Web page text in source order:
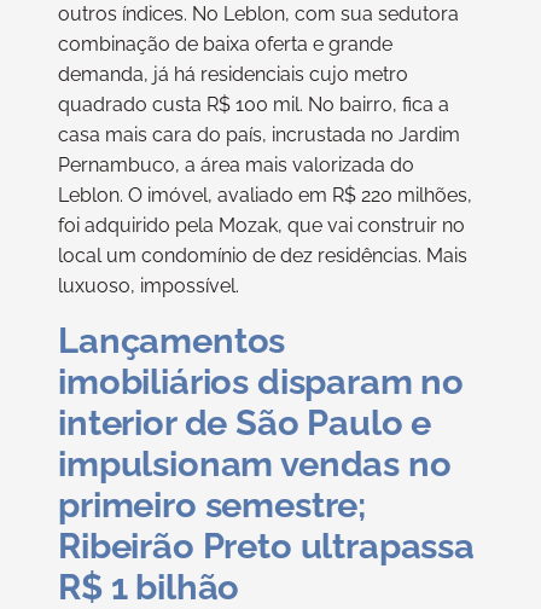
outros índices. No Leblon, com sua sedutora
combinação de baixa oferta e grande
demanda, já há residenciais cujo metro
quadrado custa R$ 100 mil. No bairro, fica a
casa mais cara do país, incrustada no Jardim
Pernambuco, a área mais valorizada do
Leblon. O imóvel, avaliado em R$ 220 milhões,
foi adquirido pela Mozak, que vai construir no
local um condomínio de dez residências. Mais
luxuoso, impossível.
Lançamentos
imobiliários disparam no
interior de São Paulo e
impulsionam vendas no
primeiro semestre;
Ribeirão Preto ultrapassa
R$ 1 bilhão